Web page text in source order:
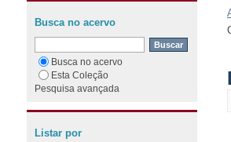
Busca no acervo
Busca no acervo
Esta Coleção
Pesquisa avançada
Listar por